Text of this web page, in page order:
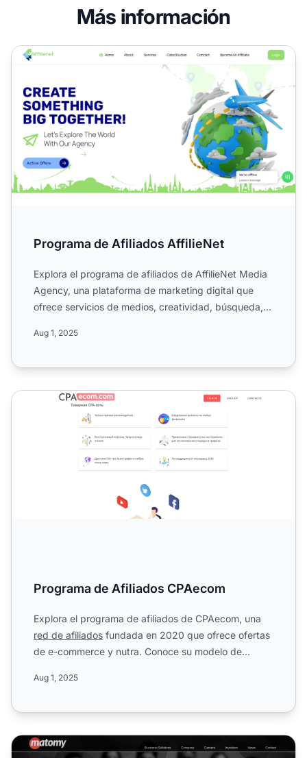
Más información
Programa de Afiliados AffilieNet
Programa de Afiliados AffilieNet
Explora el programa de afiliados de AffilieNet Media
Agency, una plataforma de marketing digital que
ofrece servicios de medios, creatividad, búsqueda,
Aug 1, 2025
Programa de Afiliados CPAecom
Programa de Afiliados CPAecom
Explora el programa de afiliados de CPAecom, una
red de afiliados fundada en 2020 que ofrece ofertas
de e-commerce y nutra. Conoce su modelo de
Aug 1, 2025
Programa de Afiliados de Matomy